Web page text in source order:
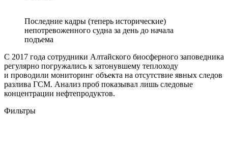
Последние кадры (теперь исторические)
непотревоженного судна за день до начала
подъема
С 2017 года сотрудники Алтайского биосферного заповедника
регулярно погружались к затонувшему теплоходу
и проводили мониторинг объекта на отсутствие явных следов
разлива ГСМ. Анализ проб показывал лишь следовые
концентрации нефтепродуктов.
Фильтры